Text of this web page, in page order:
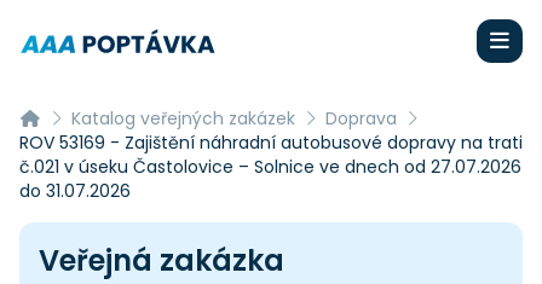
Katalog veřejných zakázek
Doprava
ROV 53169 - Zajištění náhradní autobusové dopravy na trati
č.021 v úseku Častolovice – Solnice ve dnech od 27.07.2026
do 31.07.2026
Veřejná zakázka